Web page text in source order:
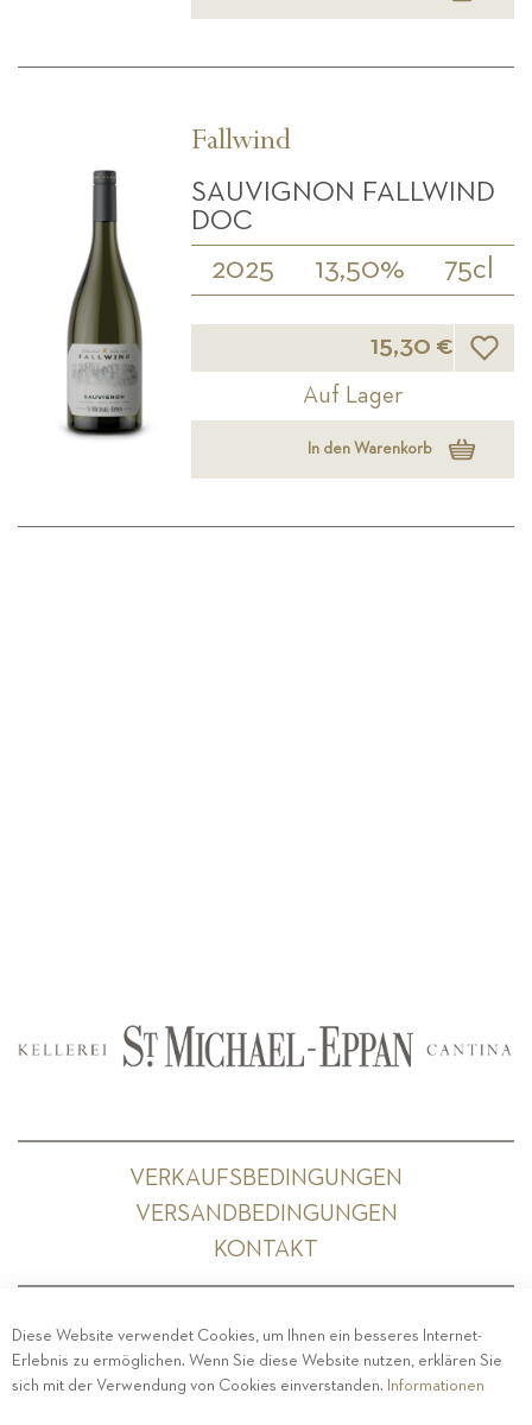
Fallwind
SAUVIGNON FALLWIND
DOC
2025 13,50% 75cl
15,30 €
Auf Lager
In den Warenkorb
VERKAUFSBEDINGUNGEN
VERSANDBEDINGUNGEN
KONTAKT
PRIVACY-IMPRESSUM- COOKIE POLICY-
ETHISCHER KODEX
Diese Website verwendet Cookies, um Ihnen ein besseres Internet-
Erlebnis zu ermöglichen. Wenn Sie diese Website nutzen, erklären Sie
sich mit der Verwendung von Cookies einverstanden. Informationen